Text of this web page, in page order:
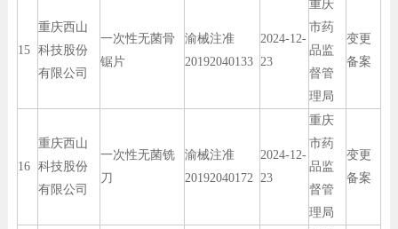
15
重庆西山
科技股份
有限公司
一次性无菌骨
锯片
渝械注准
20192040133
2024-12-
23
重庆
市药
品监
督管
理局
变更
备案
16
重庆西山
科技股份
有限公司
一次性无菌铣
刀
渝械注准
20192040172
2024-12-
23
重庆
市药
品监
督管
理局
变更
备案